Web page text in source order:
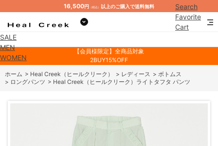
16,500円 （税込） 以上のご購入で送料無料
Search
Favorite
Cart
SALE
MEN
WOMEN
【会員様限定】全商品対象
2BUY15%OFF
ホーム > Heal Creek（ヒールクリーク） > レディース > ボトムス
> ロングパンツ > Heal Creek（ヒールクリーク）ライトタフタ パンツ